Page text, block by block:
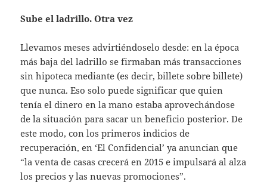
Sube el ladrillo. Otra vez
Llevamos meses advirtiéndoselo desde: en la época
más baja del ladrillo se firmaban más transacciones
sin hipoteca mediante (es decir, billete sobre billete)
que nunca. Eso solo puede significar que quien
tenía el dinero en la mano estaba aprovechándose
de la situación para sacar un beneficio posterior. De
este modo, con los primeros indicios de
recuperación, en ‘El Confidencial’ ya anuncian que
“la venta de casas crecerá en 2015 e impulsará al alza
los precios y las nuevas promociones”.